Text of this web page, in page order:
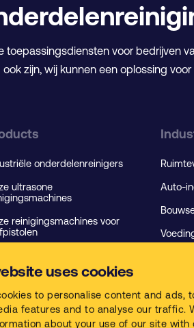
uses cookies
to personalise content and ads,
features and to analyse our traffic.
about your use of our site with
voor bedrijven
zijn, wij kunnen een oplossing voor
onderdelenreinigers
ultrasone
reinigingsmachines voor
reinigingsproducten
Auto-